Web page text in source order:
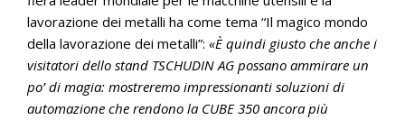
lavorazione dei metalli ha come tema “Il magico mondo
della lavorazione dei metalli”: «È quindi giusto che anche i
visitatori dello stand TSCHUDIN AG possano ammirare un
po’ di magia: mostreremo impressionanti soluzioni di
automazione che rendono la CUBE 350 ancora più